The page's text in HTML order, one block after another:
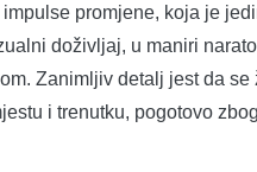
promjene, koja je
doživljaj, u maniri
Zanimljiv detalj jest da
i trenutku, pogotovo